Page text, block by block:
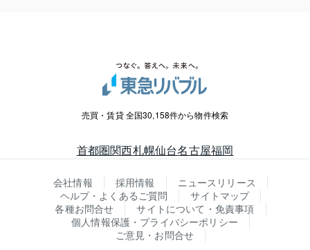
売買・賃貸 全国30,158件から物件検索
首都圏関西札幌仙台名古屋福岡
会社情報 採用情報
ニュースリリース
ヘルプ・よくあるご質問
サイトマップ
各種お問合せ
サイトについて・免責事項
個人情報保護・プライバシーポリシー
ご意見・お問合せ